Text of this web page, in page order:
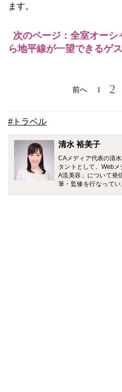
ます。
次のページ：全室オー
ら地平線が一望できるゲ
前へ 1 2
#トラベル
清水 裕美子
CAメディア代表の清
タントとして、Web
A流美容」について発
筆・監修を行なってい